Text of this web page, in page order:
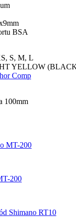
BSA
S, M, L
YELLOW
Comp
100mm
MT-200
200
Shimano RT10